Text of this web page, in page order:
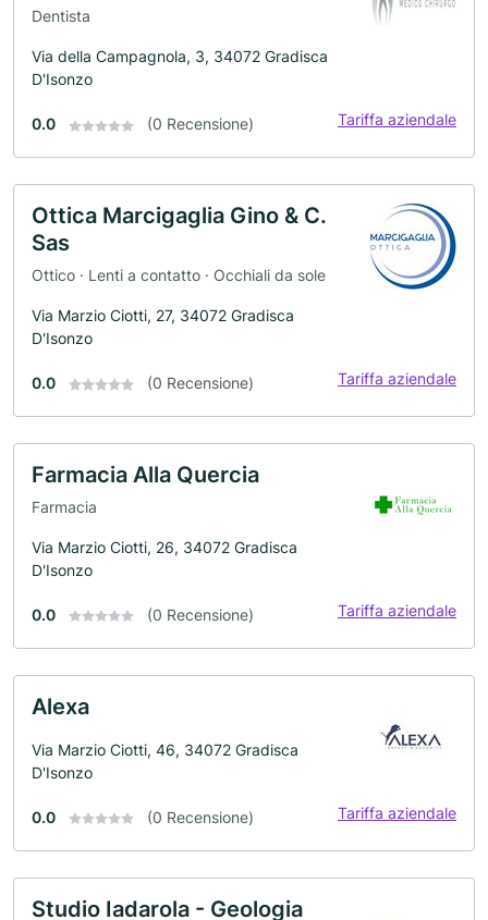
Dentista
Via della Campagnola, 3, 34072 Gradisca
D'Isonzo
0.0 (0 Recensione) Tariffa aziendale
Ottica Marcigaglia Gino & C.
Sas
Ottico · Lenti a contatto · Occhiali da sole
Via Marzio Ciotti, 27, 34072 Gradisca
D'Isonzo
0.0 (0 Recensione) Tariffa aziendale
Farmacia Alla Quercia
Farmacia
Via Marzio Ciotti, 26, 34072 Gradisca
D'Isonzo
0.0 (0 Recensione) Tariffa aziendale
Alexa
Via Marzio Ciotti, 46, 34072 Gradisca
D'Isonzo
0.0 (0 Recensione) Tariffa aziendale
Studio Iadarola - Geologia